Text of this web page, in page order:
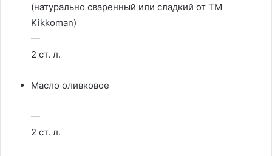
(натурально сваренный или сладкий от ТМ
Kikkoman)
—
2 ст. л.
Масло оливковое
—
2 ст. л.